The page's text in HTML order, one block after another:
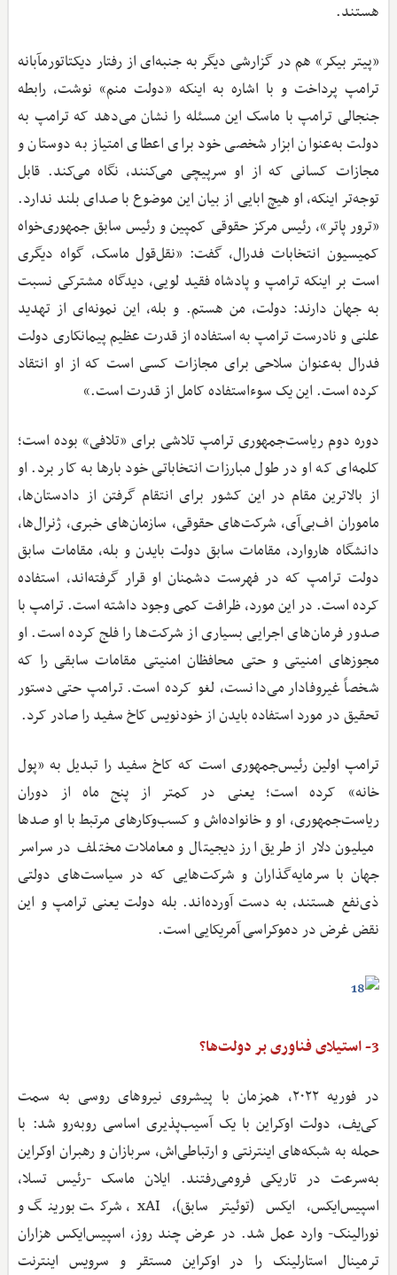
هستند.
«پیتر بیکر» هم در گزارشی دیگر به جنبه‌ای از رفتار دیکتاتورمآبانه
ترامپ پرداخت و با اشاره به اینکه «دولت منم» نوشت، رابطه
جنجالی ترامپ با ماسک این مسئله را نشان می‌دهد که ترامپ به
دولت به‌عنوان ابزار شخصی خود برای اعطای امتیاز به دوستان و
مجازات کسانی که از او سرپیچی می‌کنند، نگاه می‌کند. قابل‌
توجه‌تر اینکه، او هیچ ابایی از بیان این موضوع با صدای بلند ندارد.
«ترور پاتر»، رئیس مرکز حقوقی کمپین و رئیس سابق جمهوری‌خواه
کمیسیون انتخابات فدرال، گفت: «نقل‌قول ماسک، گواه دیگری
است بر اینکه ترامپ و پادشاه فقید لویی، دیدگاه مشترکی نسبت
به جهان دارند: دولت، من هستم. و بله، این نمونه‌ای از تهدید
علنی و نادرست ترامپ به استفاده از قدرت عظیم پیمانکاری دولت
فدرال به‌عنوان سلاحی برای مجازات کسی است که از او انتقاد
کرده است. این یک سوءاستفاده کامل از قدرت است.»
دوره دوم ریاست‌جمهوری ترامپ تلاشی برای «تلافی» بوده است؛
کلمه‌ای که او در طول مبارزات انتخاباتی خود بارها به کار برد. او
از بالاترین مقام در این کشور برای انتقام گرفتن از دادستان‌ها،
ماموران اف‌بی‌آی، شرکت‌های حقوقی، سازمان‌های خبری، ژنرال‌ها،
دانشگاه هاروارد، مقامات سابق دولت بایدن و بله، مقامات سابق
دولت ترامپ که در فهرست دشمنان او قرار گرفته‌اند، استفاده
کرده است. در این مورد، ظرافت کمی وجود داشته است. ترامپ با
صدور فرمان‌های اجرایی بسیاری از شرکت‌ها را فلج کرده است. او
مجوزهای امنیتی و حتی محافظان امنیتی مقامات سابقی را که
شخصاً غیروفادار می‌دانست، لغو کرده است. ترامپ حتی دستور
تحقیق در مورد استفاده بایدن از خودنویس کاخ سفید را صادر کرد.
ترامپ اولین رئیس‌جمهوری است که کاخ سفید را تبدیل به «پول
خانه» کرده است؛ یعنی در کمتر از پنج ماه از دوران
ریاست‌جمهوری، او و خانواده‌اش و کسب‌وکارهای مرتبط با او صدها
میلیون دلار از طریق ارز دیجیتال و معاملات مختلف در سراسر
جهان با سرمایه‌گذاران و شرکت‌هایی که در سیاست‌های دولتی
ذی‌نفع هستند، به دست آورده‌اند. بله دولت یعنی ترامپ و این
نقض غرض در دموکراسی آمریکایی است.
3- استیلای فناوری بر دولت‌ها؟
در فوریه ۲۰۲۲، همزمان با پیشروی نیروهای روسی به سمت
کی‌یف، دولت اوکراین با یک آسیب‌پذیری اساسی روبه‌رو شد: با
حمله به شبکه‌های اینترنتی و ارتباطی‌اش، سربازان و رهبران اوکراین
به‌سرعت در تاریکی فرومی‌رفتند. ایلان ماسک -رئیس تسلا،
اسپیس‌ایکس، ایکس (توئیتر سابق)، xAI، شرکت بورینگ و
نورالینک- وارد عمل شد. در عرض چند روز، اسپیس‌ایکس هزاران
ترمینال استارلینک را در اوکراین مستقر و سرویس اینترنت